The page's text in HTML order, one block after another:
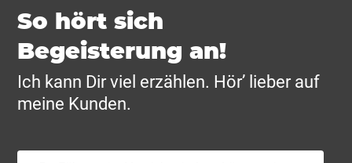
So hört sich
Begeisterung an!
Ich kann Dir viel erzählen. Hör’ lieber auf
meine Kunden.